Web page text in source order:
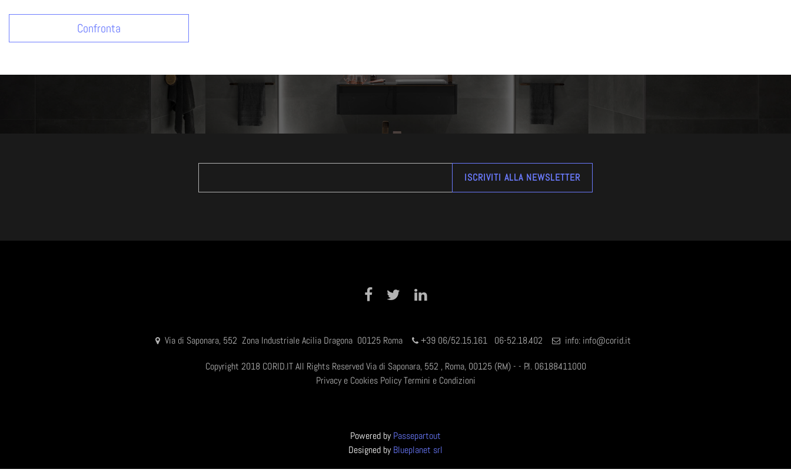
Confronta
Facebook Twitter
Via di Saponara, 552 Zona Industriale Acilia Dragona 00125 Roma +39 06/52.15.161 06-52.18.402 info: info@corid.it
Copyright 2018 CORID.IT All Rights Reserved Via di Saponara, 552 , Roma, 00125 (RM) - - P.I. 06188411000
Privacy e Cookies Policy Termini e Condizioni
Powered byPassepartout
Designed byBlueplanet srl